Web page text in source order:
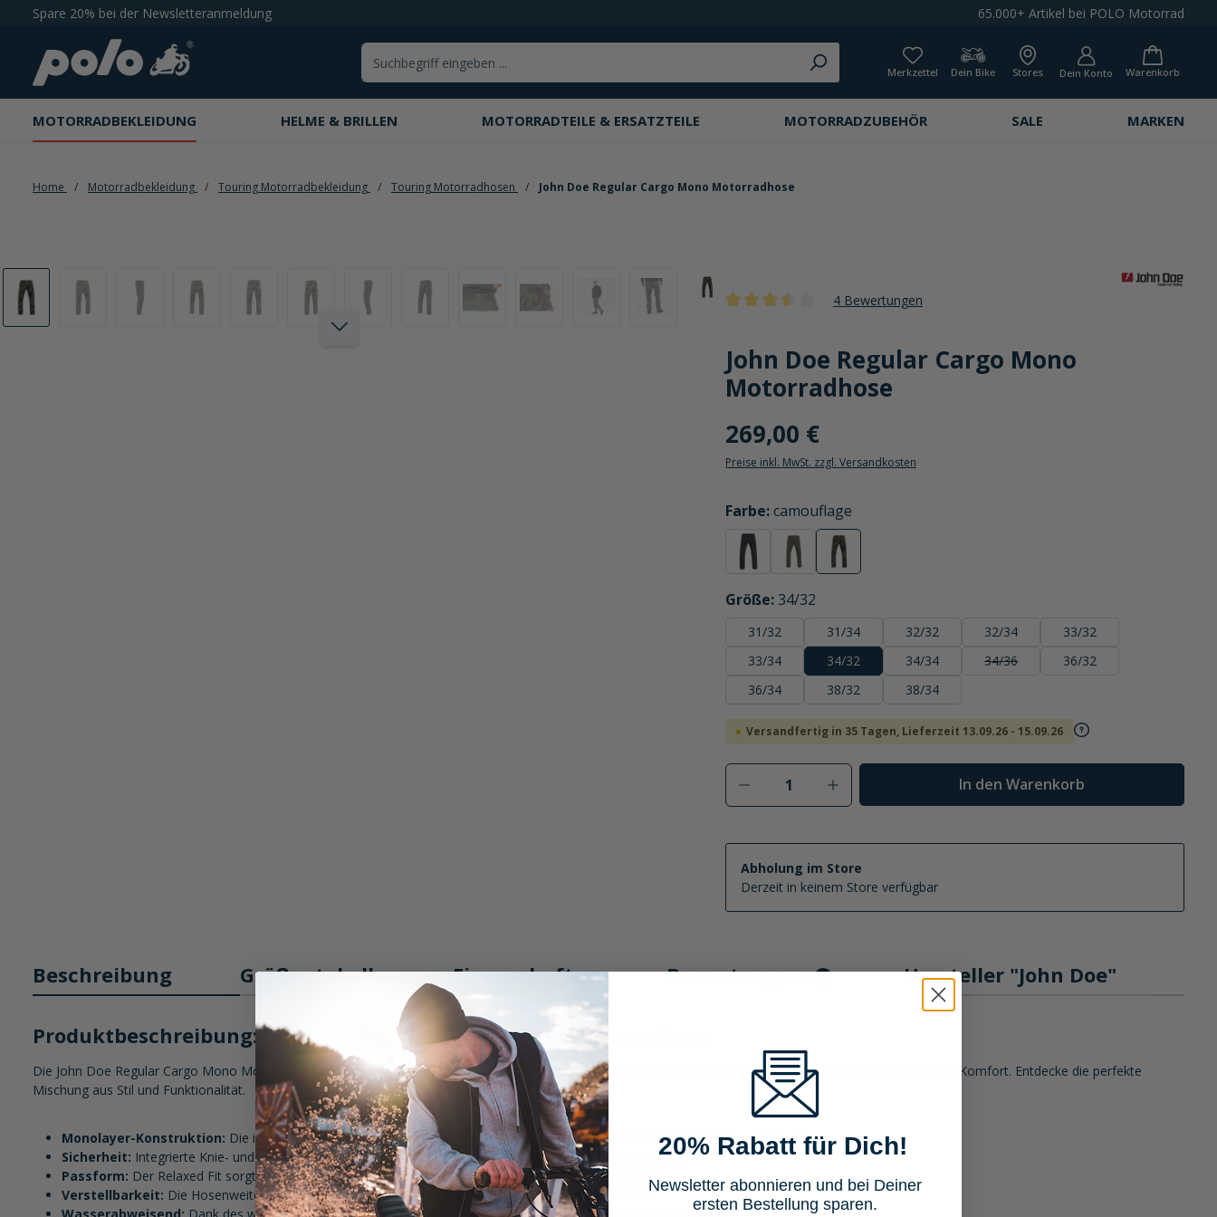
Zur Hauptnavigation springen
Spare 20% bei der Newsletteranmeldung 65.000+ Artikel bei POLO Motorrad
Merkzettel Dein Bike Stores Dein Konto Warenkorb
MOTORRADBEKLEIDUNG HELME & BRILLEN MOTORRADTEILE & ERSATZTEILE MOTORRADZUBEHÖR SALE MARKEN
Home Motorradbekleidung Touring Motorradbekleidung Touring Motorradhosen John Doe Regular Cargo Mono Motorradhose
Bildergalerie überspringen
4 Bewertungen
John Doe Regular Cargo Mono
Motorradhose
269,00 €
Preise inkl. MwSt. zzgl. Versandkosten
Farbe
auswählen
:camouflage
schwarz olive
Größe
auswählen
:34/32
31/32 31/34 32/32 32/34
33/32
33/34
34/32 34/34 34/36
36/32
36/34
38/32 38/34
Versandfertig in 35 Tagen, Lieferzeit 13.09.26 - 15.09.26
Produkt Anzahl: Gib den gewünschten Wert ein
In den Warenkorb
Abholung im Store
Derzeit in keinem Store verfügbar
Beschreibung Größentabelle Eigenschaften Bewertungen 4 Hersteller "John Doe"
Produktbeschreibung: John Doe Regular Cargo Mono Motorradhose
Die John Doe Regular Cargo Mono Motorradhose kombiniert stilvolle Funktionalität mit maximalem Schutz. Hochwertige XTM® Fiber sorgt für Sicherheit und Komfort. Entdecke die perfekte
Mischung aus Stil und Funktionalität.
Monolayer-Konstruktion: Die innovative XTM® Fiber/Stretch-Denim-Twill-Mischung bietet Dir höchsten Komfort und Schutz.
Sicherheit: Integrierte Knie- und Hüftprotektoren, geprüft nach EN 1621-1, garantieren maximalen Schutz.
Passform: Der Relaxed Fit sorgt für ein weites Bein und einen geraden Schnitt, ideal für lange Fahrten.
Verstellbarkeit: Die Hosenweite ist individuell einstellbar, damit Du Dich immer rundum wohlfühlst.
20% Rabatt für Dich!
Newsletter abonnieren und bei Deiner
ersten Bestellung sparen.